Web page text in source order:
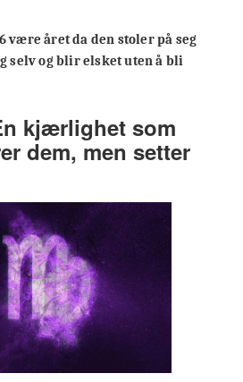
være året da den stoler på seg
selv og blir elsket uten å bli
kjærlighet som
dem, men setter